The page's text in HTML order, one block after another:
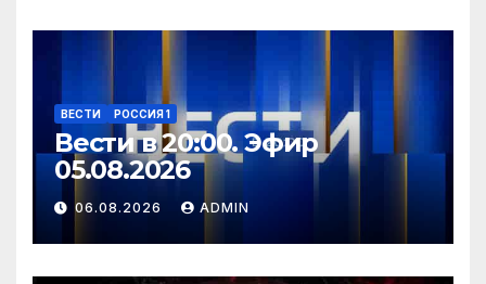
ВЕСТИ РОССИЯ 1
Вести в 20:00. Эфир
05.08.2026
06.08.2026 ADMIN